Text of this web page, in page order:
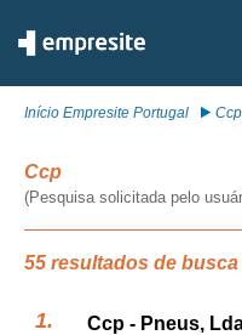
Início Empresite Portugal Ccp
Ccp
(Pesquisa solicitada pelo
55 resultados de
Ccp - Pneus,